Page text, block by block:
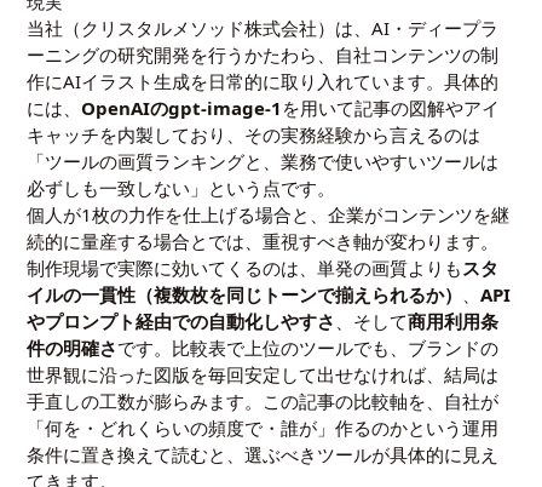
当社（クリスタルメソッド株式会社）は、AI・ディープラ
ーニングの研究開発を行うかたわら、自社コンテンツの制
作にAIイラスト生成を日常的に取り入れています。具体的
には、 OpenAIのgpt-image-1 を用いて記事の図解やアイ
キャッチを内製しており、その実務経験から言えるのは
「ツールの画質ランキングと、業務で使いやすいツールは
必ずしも一致しない」という点です。
個人が1枚の力作を仕上げる場合と、企業がコンテンツを継
続的に量産する場合とでは、重視すべき軸が変わります。
制作現場で実際に効いてくるのは、単発の画質よりも スタ
イルの一貫性（複数枚を同じトーンで揃えられるか）
、API
やプロンプト経由での自動化しやすさ
、そして商用利用条
件の明確さです。比較表で上位のツールでも、ブランドの
世界観に沿った図版を毎回安定して出せなければ、結局は
手直しの工数が膨らみます。この記事の比較軸を、自社が
「何を・どれくらいの頻度で・誰が」作るのかという運用
条件に置き換えて読むと、選ぶべきツールが具体的に見え
てきます。